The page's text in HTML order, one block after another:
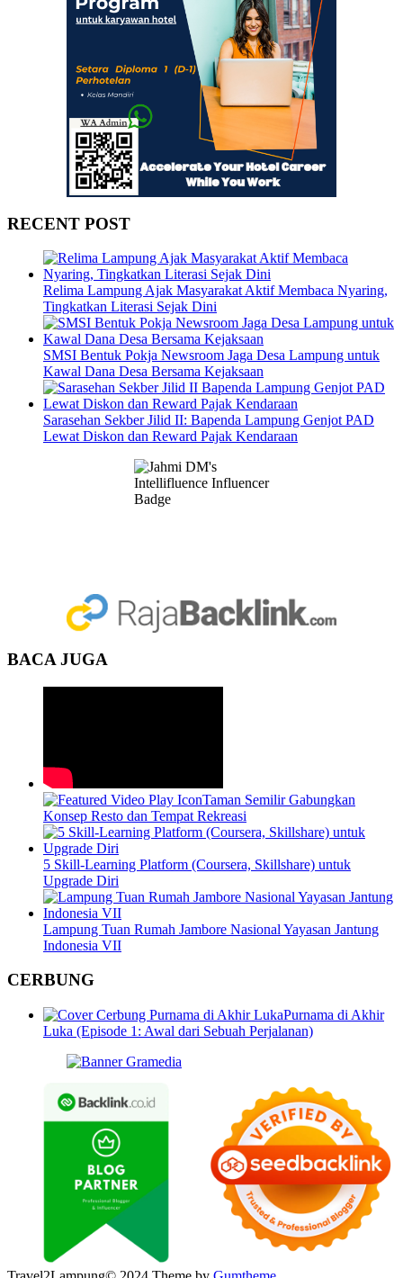
RECENT POST
Relima Lampung Ajak Masyarakat Aktif Membaca Nyaring,
Tingkatkan Literasi Sejak Dini
SMSI Bentuk Pokja Newsroom Jaga Desa Lampung untuk
Kawal Dana Desa Bersama Kejaksaan
Sarasehan Sekber Jilid II: Bapenda Lampung Genjot PAD
Lewat Diskon dan Reward Pajak Kendaraan
BACA JUGA
Taman Semilir Gabungkan
Konsep Resto dan Tempat Rekreasi
5 Skill-Learning Platform (Coursera, Skillshare) untuk
Upgrade Diri
Lampung Tuan Rumah Jambore Nasional Yayasan Jantung
Indonesia VII
CERBUNG
Purnama di Akhir
Luka (Episode 1: Awal dari Sebuah Perjalanan)